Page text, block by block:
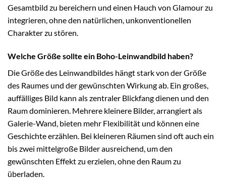
Gesamtbild zu bereichern und einen Hauch von Glamour zu
integrieren, ohne den natürlichen, unkonventionellen
Charakter zu stören.
Welche Größe sollte ein Boho-Leinwandbild haben?
Die Größe des Leinwandbildes hängt stark von der Größe
des Raumes und der gewünschten Wirkung ab. Ein großes,
auffälliges Bild kann als zentraler Blickfang dienen und den
Raum dominieren. Mehrere kleinere Bilder, arrangiert als
Galerie-Wand, bieten mehr Flexibilität und können eine
Geschichte erzählen. Bei kleineren Räumen sind oft auch ein
bis zwei mittelgroße Bilder ausreichend, um den
gewünschten Effekt zu erzielen, ohne den Raum zu
überladen.